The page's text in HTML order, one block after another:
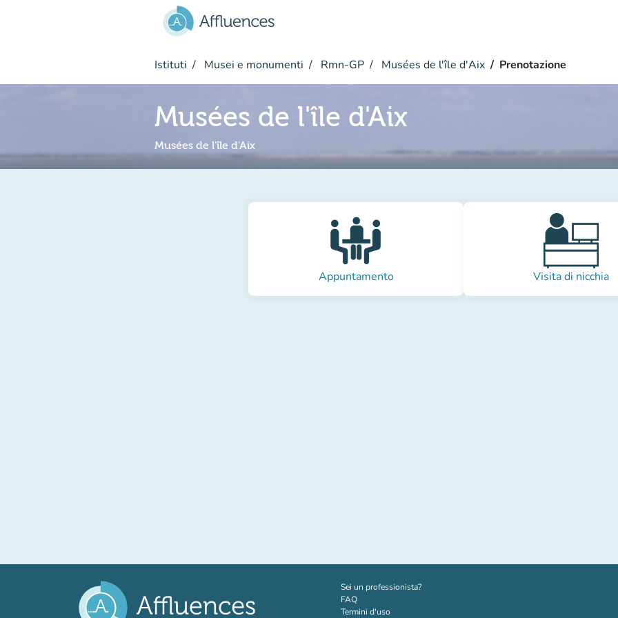
Istituti Musei e monumenti Rmn-GP Musées de l'île d'Aix Prenotazione
Musées de l'île d'Aix
Musées de l'île d'Aix
Appuntamento Visita di nicchia
Sei un professionista?(nuova scheda)
FAQ
Termini d'uso